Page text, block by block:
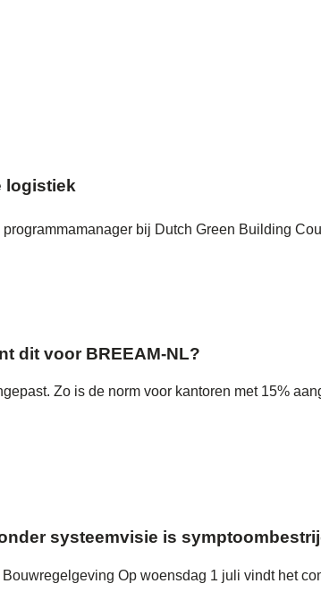
logistiek
bij Dutch Green Building
dit voor BREEAM-NL?
Zo is de norm voor kantoren met 15%
systeemvisie is
Op woensdag 1 juli vindt het